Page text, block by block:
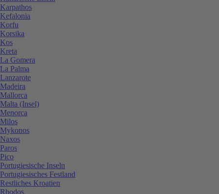
Karpathos
Kefalonia
Korfu
Korsika
Kos
Kreta
La Gomera
La Palma
Lanzarote
Madeira
Mallorca
Malta (Insel)
Menorca
Milos
Mykonos
Naxos
Paros
Pico
Portugiesische Inseln
Portugiesisches Festland
Restliches Kroatien
Rhodos